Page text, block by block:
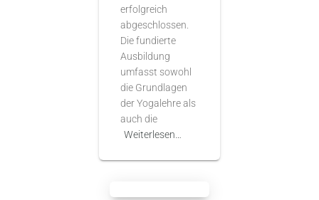
erfolgreich
abgeschlossen.
Die fundierte
Ausbildung
umfasst sowohl
die Grundlagen
der Yogalehre als
auch die
Weiterlesen…